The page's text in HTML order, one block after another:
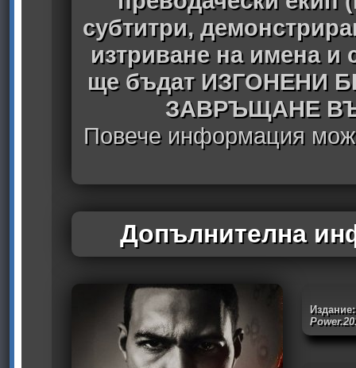
субтитри,
изтриване на имена
ще бъдат ИЗГОНЕНИ
ЗАВРЪЩАНЕ
Повече информация
Допълнителна
Издание: